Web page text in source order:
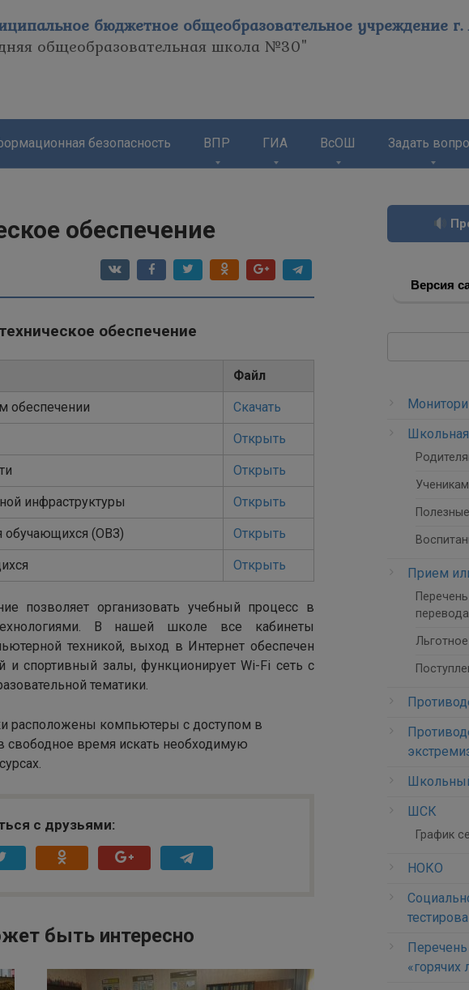
бюджетное общеобразовательное учреждение г.
общеобразовательная школа №30"
безопасность ВПР ГИА ВсОШ Задать
обеспечение
обеспечение
Файл
обеспечении Скачать
Открыть
Открыть
инфраструктуры Открыть
обучающихся (ОВЗ) Открыть
Открыть
позволяет организовать учебный процесс в
В нашей школе все кабинеты
техникой, выход в Интернет обеспечен
и спортивный залы, функционирует Wi-Fi сеть с
тематики.
расположены компьютеры с доступом в
свободное время искать необходимую
с друзьями:
быть интересно
Версия
Ученикам
Прием
ШСК
График
НОКО
«горячих